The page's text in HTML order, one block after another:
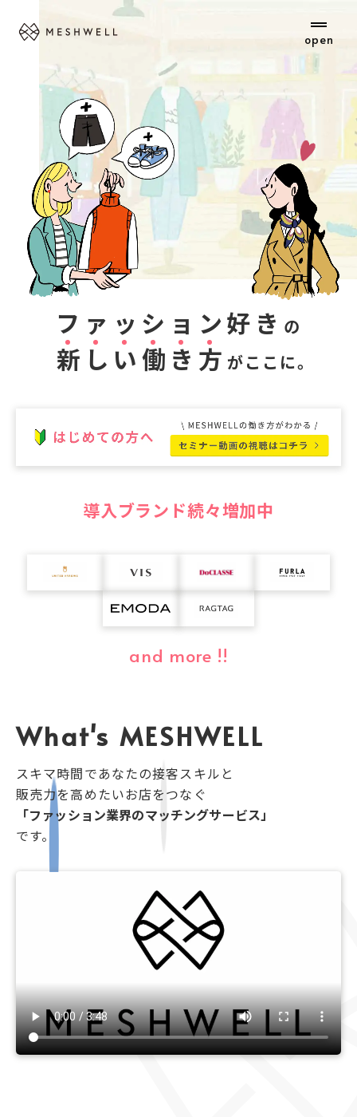
open
ファッション好き の
新 し い働 き 方 がここに。
導入ブランド続々増加中
and more !!
What's MESHWELL
スキマ時間であなたの接客スキルと
販売力を高めたいお店をつなぐ
「ファッション業界のマッチングサービス」
です。